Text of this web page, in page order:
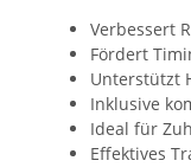
Verbessert
Fördert
Unterstützt
Inklusive
Ideal für
Effektives